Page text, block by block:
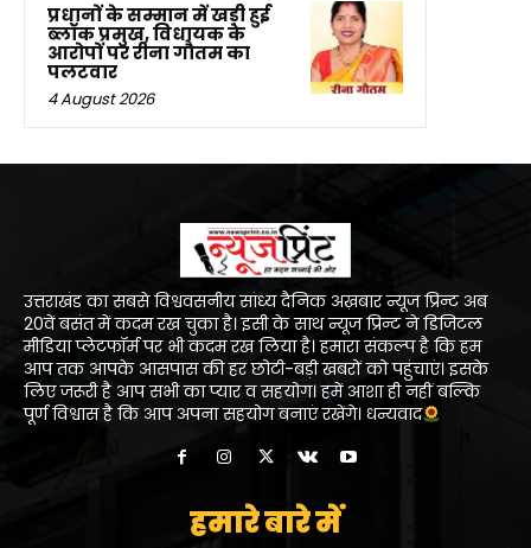
प्रधानों के सम्मान में खड़ी हुई
ब्लॉक प्रमुख, विधायक के
आरोपों पर रीना गौतम का
पलटवार
4 August 2026
उत्तराखंड का सबसे विश्ववसनीय सांध्य दैनिक अख़बार न्यूज प्रिन्ट अब
20वें बसंत में कदम रख चुका है। इसी के साथ न्यूज प्रिन्ट ने डिजिटल
मीडिया प्लेटफॉर्म पर भी कदम रख लिया है। हमारा संकल्प है कि हम
आप तक आपके आसपास की हर छोटी-बड़ी खबरों को पहुंचाएं। इसके
लिए जरूरी है आप सभी का प्यार व सहयोग। हमें आशा ही नहीं बल्कि
पूर्ण विश्वास है कि आप अपना सहयोग बनाएं रखेंगे। धन्यवाद
हमारे बारे में